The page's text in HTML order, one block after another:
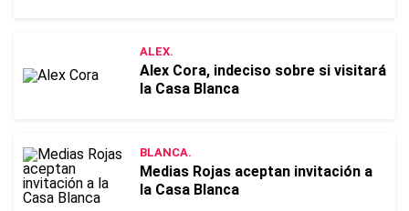
ALEX.
Alex Cora, indeciso sobre si visitará
la Casa Blanca
BLANCA.
Medias Rojas aceptan invitación a
la Casa Blanca